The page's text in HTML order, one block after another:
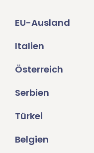
EU-Ausland
Italien
Österreich
Serbien
Türkei
Belgien